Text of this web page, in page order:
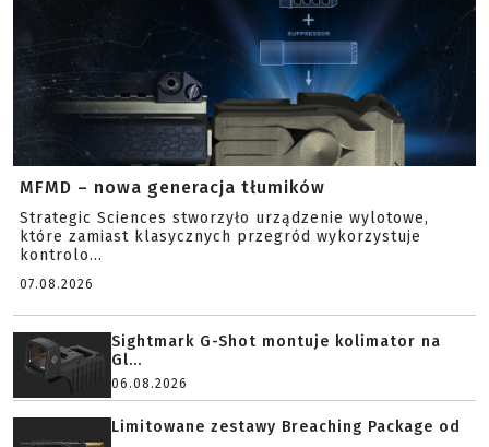
MFMD – nowa generacja tłumików
Strategic Sciences stworzyło urządzenie wylotowe,
które zamiast klasycznych przegród wykorzystuje
kontrolo...
07.08.2026
Sightmark G-Shot montuje kolimator na
Gl...
06.08.2026
Limitowane zestawy Breaching Package od